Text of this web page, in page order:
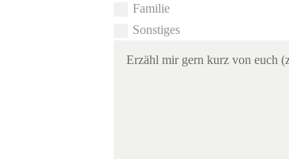
Familie
Sonstiges